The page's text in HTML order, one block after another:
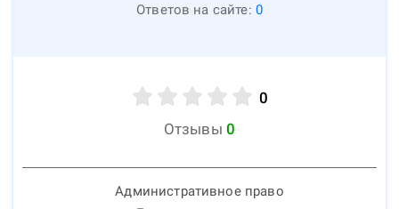
Ответов на сайте: 0
0
Отзывы 0
Административное право